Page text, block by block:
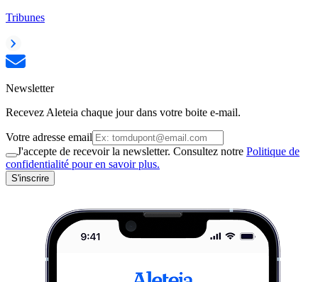
Tribunes
Newsletter
Recevez Aleteia chaque jour dans votre boite e-mail.
Votre adresse email
J'accepte de recevoir la newsletter. Consultez notre Politique de
confidentialité pour en savoir plus.
S'inscrire